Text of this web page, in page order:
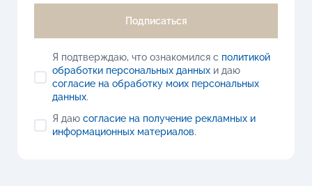
Подписаться
Я подтверждаю, что ознакомился с политикой
обработки персональных данныхи даю
согласие на обработку моих персональных
данных.
Я даю согласие на получение рекламных и
информационных материалов.